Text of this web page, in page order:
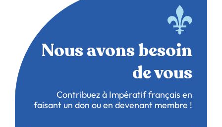
Nous avons besoin
de vous
Contribuez à Impératif français en
faisant un don ou en devenant membre !